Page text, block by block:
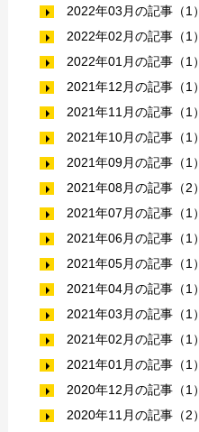
2022年03月の記事（1）
2022年02月の記事（1）
2022年01月の記事（1）
2021年12月の記事（1）
2021年11月の記事（1）
2021年10月の記事（1）
2021年09月の記事（1）
2021年08月の記事（2）
2021年07月の記事（1）
2021年06月の記事（1）
2021年05月の記事（1）
2021年04月の記事（1）
2021年03月の記事（1）
2021年02月の記事（1）
2021年01月の記事（1）
2020年12月の記事（1）
2020年11月の記事（2）